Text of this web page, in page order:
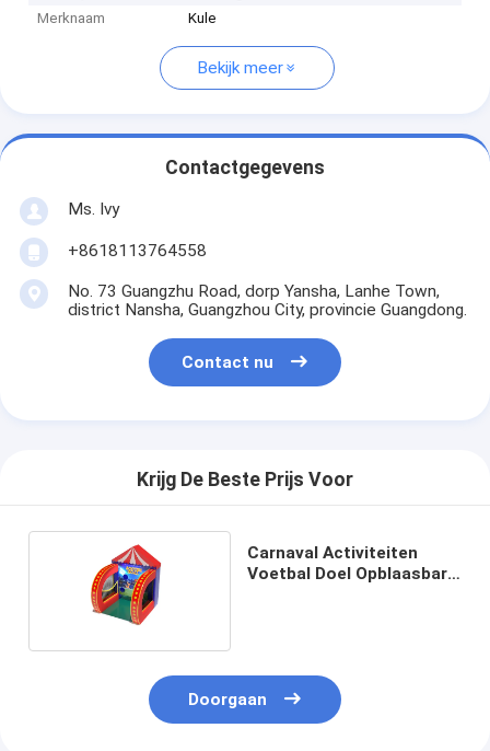
Merknaam
Kule
Bekijk meer
Contactgegevens
Ms. Ivy
+8618113764558
No. 73 Guangzhu Road, dorp Yansha, Lanhe Town,
district Nansha, Guangzhou City, provincie Guangdong.
Contact nu
Krijg De Beste Prijs Voor
Carnaval Activiteiten
Voetbal Doel Opblaasbare
Doorgaan